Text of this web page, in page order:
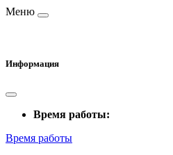
Меню
Информация
Время работы:
Время работы